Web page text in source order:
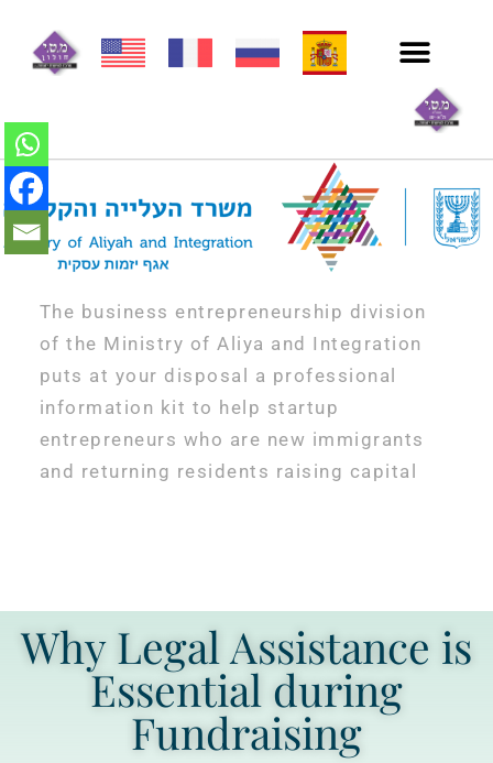
The business entrepreneurship division
of the Ministry of Aliya and Integration
puts at your disposal a professional
information kit to help startup
entrepreneurs who are new immigrants
and returning residents raising capital
Why Legal Assistance is
Essential during
Fundraising